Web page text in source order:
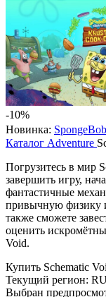
-10%
Новинка:
Каталог Adventure
Погрузитесь в мир
завершить игру,
фантастичные
привычную физику
также сможете
оценить
Void.
Купить Schematic
Текущий регион:
Выбран